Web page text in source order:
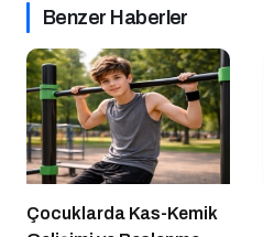
Benzer Haberler
Çocuklarda Kas-Kemik